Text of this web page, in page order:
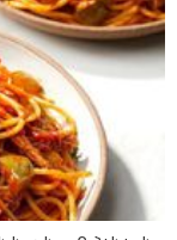
მწვავე
-
ვიცი...
ქართველები მე
კი
მიღებული
დღეს კიევის
იქცა